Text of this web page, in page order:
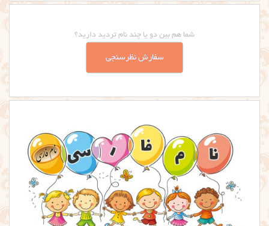
شما هم بین دو یا چند نام تردید دارید؟
سفارش نظرسنجی